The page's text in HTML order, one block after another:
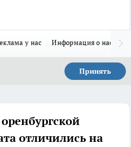
у нас Информация о нас
Принять
отличились на